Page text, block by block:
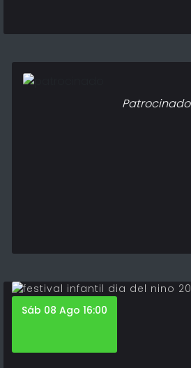
Patrocinado
Sáb 08 Ago 16:00